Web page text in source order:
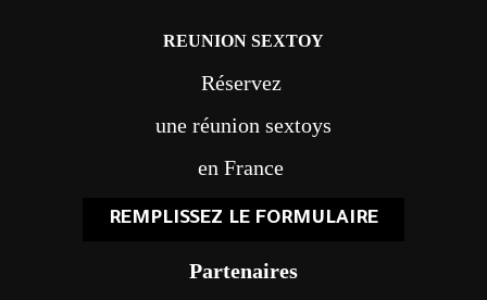
REUNION SEXTOY
Réservez
une réunion sextoys
en France
REMPLISSEZ LE FORMULAIRE
Partenaires